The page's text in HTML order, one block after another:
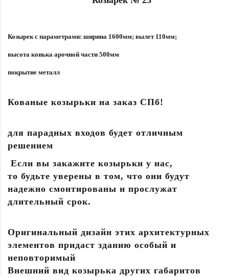
Козырек с параметрами: ширина 1600мм; вылет 110мм;
высота конька арочной части 500мм
покрытие металл
Кованые козырьки на заказ СПб!
для парадных входов будет отличным
решением
Если вы закажите козырьки у нас,
то будьте уверены в том, что они будут
надежно смонтированы и прослужат
длительный срок.
Оригинальный дизайн этих архитектурных
элементов придаст зданию особый и
неповторимый
Внешний вид козырька других габаритов